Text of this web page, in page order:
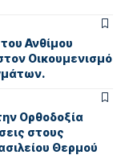
Ανθίμου
Οικουμενισμό
Ορθοδοξία
στους
Θερμού